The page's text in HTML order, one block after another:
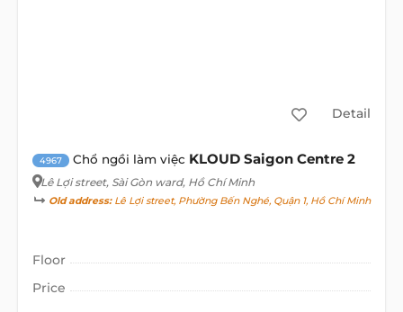
Detail
4967 Chổ ngồi làm việc KLOUD Saigon Centre 2
Lê Lợi street, Sài Gòn ward, Hồ Chí Minh
Old address:Lê Lợi street, Phường Bến Nghé, Quận 1, Hồ Chí Minh
Floor
Price